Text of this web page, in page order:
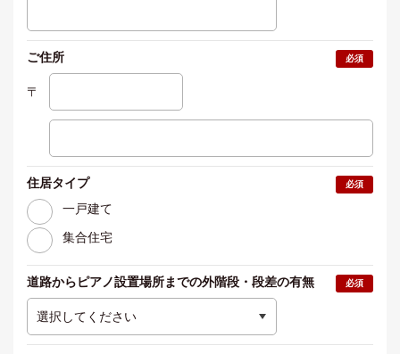
ご住所 必須
〒
住居タイプ 必須
一戸建て
集合住宅
道路からピアノ設置場所までの外階段・段差の有無 必須